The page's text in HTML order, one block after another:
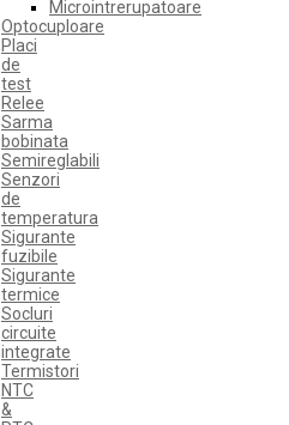
Microintrerupatoare
Optocuploare
Placi
de
test
Relee
Sarma
bobinata
Semireglabili
Senzori
de
temperatura
Sigurante
fuzibile
Sigurante
termice
Socluri
circuite
integrate
Termistori
NTC
&